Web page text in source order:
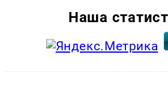
Наша